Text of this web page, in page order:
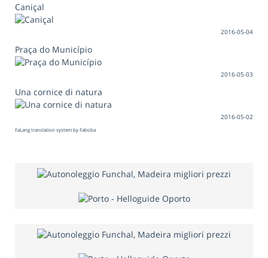
Caniçal
2016-05-04
Praça do Município
2016-05-03
Una cornice di natura
2016-05-02
FaLang translation system by Faboba